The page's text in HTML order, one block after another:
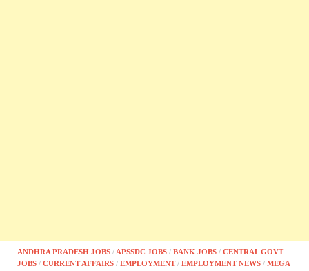
ANDHRA PRADESH JOBS / APSSDC JOBS / BANK JOBS / CENTRAL GOVT
JOBS / CURRENT AFFAIRS / EMPLOYMENT/ EMPLOYMENT NEWS / MEGA